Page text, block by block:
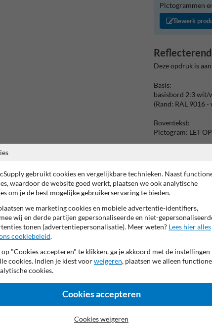
Pictogrammen
Bewerk
Deze opdruk is
Basis:
basisbord 2:3 wit/
(Rand: RAL 9016 -
Boventekst:
Pictogram: LET
Tekstvlak:
Maximum
Matthias!
Informatie
gebruikt cookies en vergelijkbare technieken. Naast
waardoor de website goed werkt, plaatsen we ook analytische
om je de best mogelijke gebruikerservaring te bieden.
we marketing cookies en mobiele advertentie-identifiers,
wij en derde partijen gepersonaliseerde en niet-
tonen (advertentiepersonalisatie). Meer weten? Lees hier alles
cookiebeleid.
"Cookies accepteren" te klikken, ga je akkoord met de instellingen
cookies. Indien je kiest voorweigeren, plaatsen we alleen
cookies.
Cookies accepteren
Cookies weigeren